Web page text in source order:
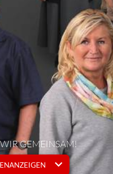
GEMEINSAM!